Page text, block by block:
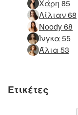
Χάρη 85
Λίλιαν 68
Noody 68
Ίνγκα 55
Άλια 53
Ετικέτες